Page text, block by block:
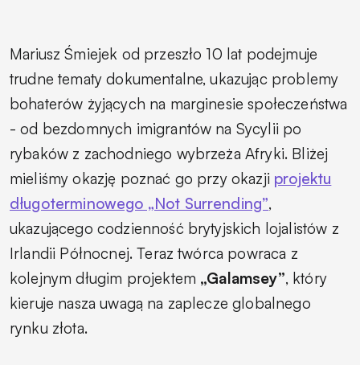
Mariusz Śmiejek od przeszło 10 lat podejmuje
trudne tematy dokumentalne, ukazując problemy
bohaterów żyjących na marginesie społeczeństwa
- od bezdomnych imigrantów na Sycylii po
rybaków z zachodniego wybrzeża Afryki. Bliżej
mieliśmy okazję poznać go przy okazji projektu
długoterminowego „Not Surrending”,
ukazującego codzienność brytyjskich lojalistów z
Irlandii Północnej. Teraz twórca powraca z
kolejnym długim projektem „Galamsey”, który
kieruje nasza uwagą na zaplecze globalnego
rynku złota.